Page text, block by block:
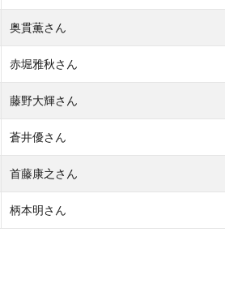
奥貫薫さん
赤堀雅秋さん
藤野大輝さん
蒼井優さん
首藤康之さん
柄本明さん